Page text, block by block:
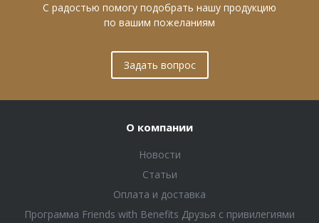
С радостью помогу подобрать нашу продукцию
по вашим пожеланиям
Задать вопрос
О компании
Новости
Статьи
Оплата и доставка
Программа Friends with Benefits Друзья с привилегиями